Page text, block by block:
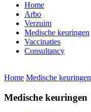
Home
Arbo
Verzuim
Medische keuringen
Vaccinaties
Consultancy
Home Medische keuringen
Medische keuringen